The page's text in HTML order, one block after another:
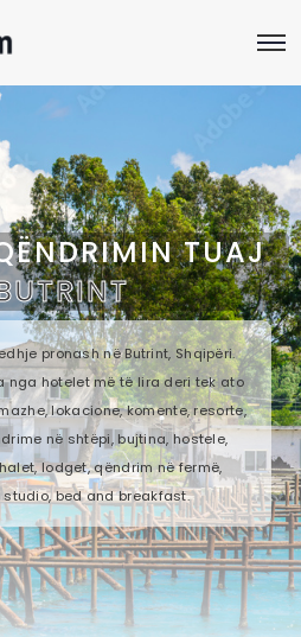
TUAJ
pronash në Butrint, Shqipëri.
nga hotelet më të lira deri tek ato
lokacione, komente, resorte,
në shtëpi, bujtina, hostele,
lodget, qëndrim në fermë,
studio, bed and breakfast.